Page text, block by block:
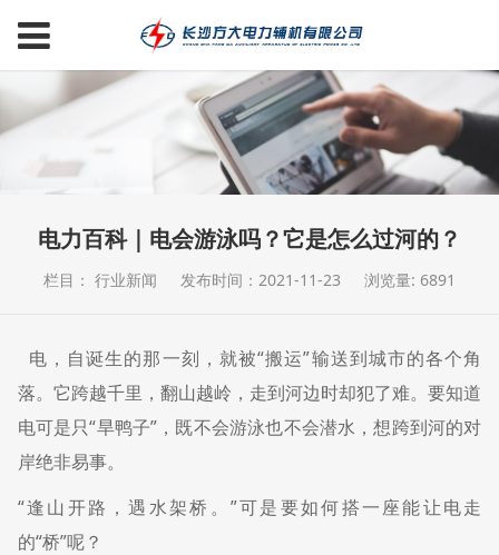
电力百科｜电会游泳吗？它是怎么过河的？
栏目： 行业新闻 发布时间：2021-11-23 浏览量: 6891
电，自诞生的那一刻，就被“搬运”输送到城市的各个角
落。它跨越千里，翻山越岭，走到河边时却犯了难。要知道
电可是只“旱鸭子”，既不会游泳也不会潜水，想跨到河的对
岸绝非易事。
“逢山开路，遇水架桥。”可是要如何搭一座能让电走
的“桥”呢？